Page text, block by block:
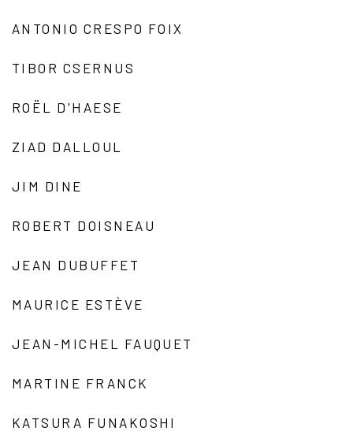
ANTONIO CRESPO FOIX
TIBOR CSERNUS
ROËL D'HAESE
ZIAD DALLOUL
JIM DINE
ROBERT DOISNEAU
JEAN DUBUFFET
MAURICE ESTÈVE
JEAN-MICHEL FAUQUET
MARTINE FRANCK
KATSURA FUNAKOSHI